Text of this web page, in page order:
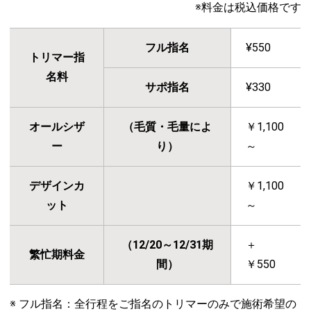
※料金は税込価格です
トリマー指
名料
フル指名 ¥550
サポ指名 ¥330
オールシザ
ー
（毛質・毛量によ
り）
￥1,100
～
デザインカ
ット
￥1,100
～
繁忙期料金
（12/20～12/31期
間）
＋
￥550
※ フル指名：全行程をご指名のトリマーのみで施術希望の